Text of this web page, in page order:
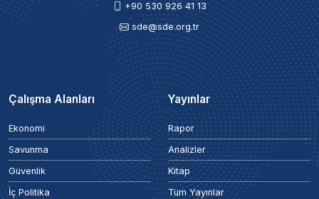
+90 530 926 41 13
sde@sde.org.tr
Çalışma Alanları
Ekonomi
Savunma
Güvenlik
İç Politika
Yayınlar
Rapor
Analizler
Kitap
Tüm Yayınlar